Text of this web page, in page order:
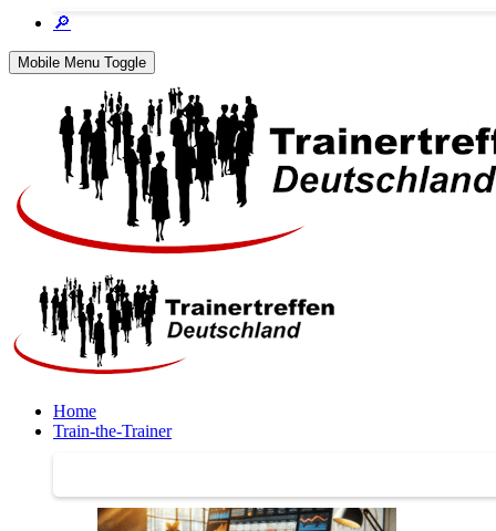
🔎
Mobile Menu Toggle
Home
Train-the-Trainer